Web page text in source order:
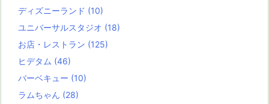
ディズニーランド (10)
ユニバーサルスタジオ (18)
お店・レストラン (125)
ヒデタム (46)
バーベキュー (10)
ラムちゃん (28)